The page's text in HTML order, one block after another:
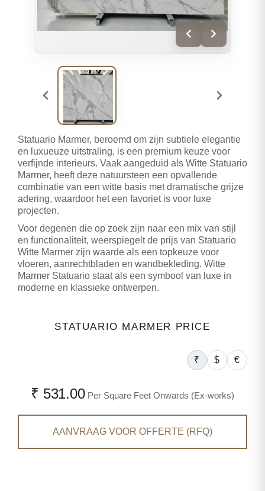
Statuario Marmer, beroemd om zijn subtiele elegantie
en luxueuze uitstraling, is een premium keuze voor
verfijnde interieurs. Vaak aangeduid als Witte Statuario
Marmer, heeft deze natuursteen een opvallende
combinatie van een witte basis met dramatische grijze
adering, waardoor het een favoriet is voor luxe
projecten.
Voor degenen die op zoek zijn naar een mix van stijl
en functionaliteit, weerspiegelt de prijs van Statuario
Witte Marmer zijn waarde als een topkeuze voor
vloeren, aanrechtbladen en wandbekleding. Witte
Marmer Statuario staat als een symbool van luxe in
moderne en klassieke ontwerpen.
STATUARIO MARMER PRICE
₹ $ €
₹ 531.00 Per Square Feet Onwards (Ex-works)
AANVRAAG VOOR OFFERTE (RFQ)